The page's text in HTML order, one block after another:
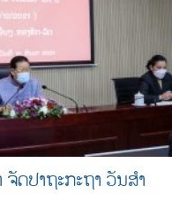
ຈັດປາຖະກະຖາ ວັນສໍາ